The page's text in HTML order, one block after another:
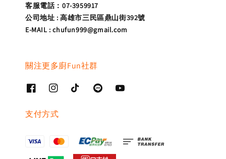
客服電話：07-3959917
公司地址 : 高雄市三民區鼎山街392號
E-MAIL : chufun999@gmail.com
關注更多廚Fun社群
支付方式